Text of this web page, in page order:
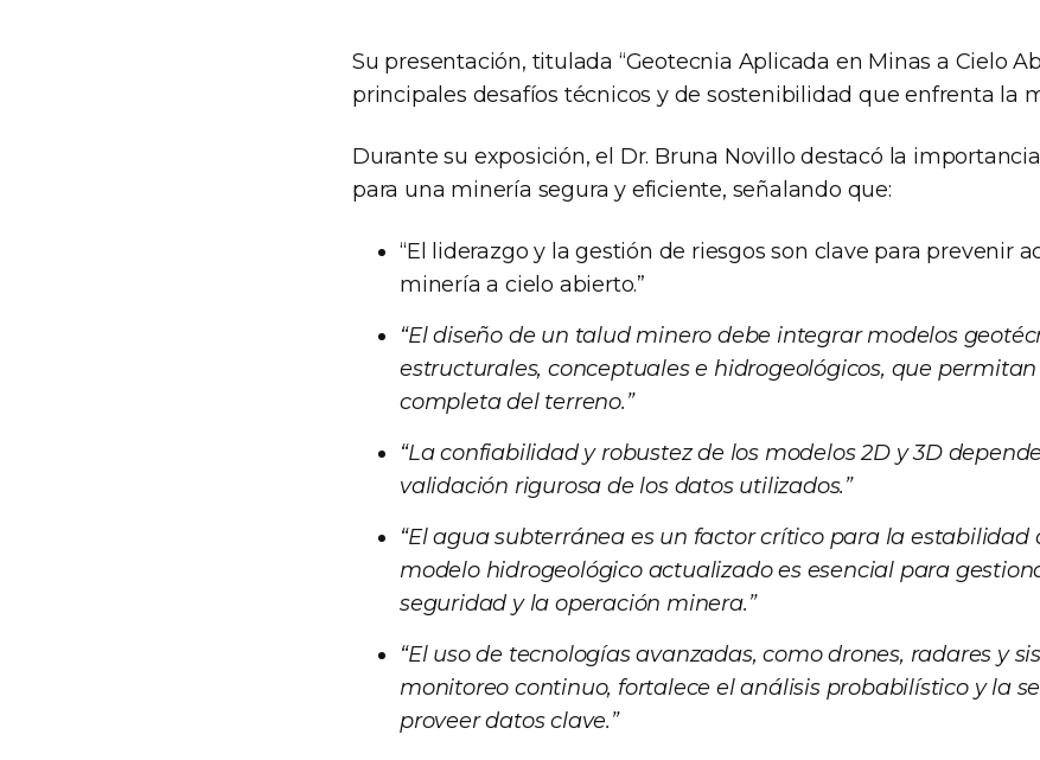
Su presentación, titulada “Geotecnia Aplicada en Minas a Cielo
principales desafíos técnicos y de sostenibilidad que enfrenta la
Durante su exposición, el Dr. Bruna Novillo destacó la
para una minería segura y eficiente, señalando que:
“El liderazgo y la gestión de riesgos son clave para prevenir
minería a cielo abierto.”
“El diseño de un talud minero debe integrar modelos
estructurales, conceptuales e hidrogeológicos, que
completa del terreno.”
“La confiabilidad y robustez de los modelos 2D y 3D
validación rigurosa de los datos utilizados.”
“El agua subterránea es un factor crítico para la estabilidad
modelo hidrogeológico actualizado es esencial para
seguridad y la operación minera.”
“El uso de tecnologías avanzadas, como drones, radares y
monitoreo continuo, fortalece el análisis probabilístico y la
proveer datos clave.”